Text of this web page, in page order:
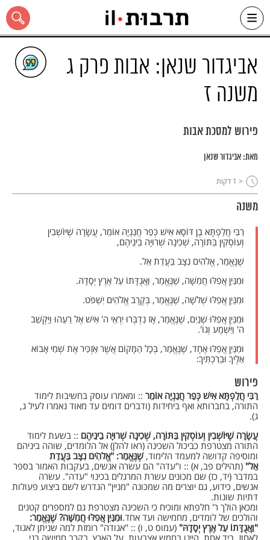
Skip
content
כל האתר
אביגדור שנאן: אבות פרק ג
משנה ז
פירוש למסכת אבות
מאת:אביגדור שנאן
< 1 דקות
משנה
רַבִּי חֲלַפְתָּא בֶן דּוֹסָא אִישׁ כְּפַר חֲנַנְיָה אוֹמֵר, עֲשָׂרָה שֶׁיּוֹשְׁבִין
וְעוֹסְקִין בַּתּוֹרָה, שְׁכִינָה שְׁרוּיָה בֵינֵיהֶם,
שֶׁנֶּאֱמַר, אֱלֹהִים נִצָּב בַּעֲדַת אֵל.
וּמִנַּיִן אֲפִלּוּ חֲמִשָּׁה, שֶׁנֶּאֱמַר, וַאֲגֻדָּתוֹ עַל אֶרֶץ יְסָדָהּ.
וּמִנַּיִן אֲפִלּוּ שְׁלשָׁה, שֶׁנֶּאֱמַר, בְּקֶרֶב אֱלֹהִים יִשְׁפֹּט.
וּמִנַּיִן אֲפִלּוּ שְׁנַיִם, שֶׁנֶּאֱמַר, אָז נִדְבְּרוּ יִרְאֵי ה' אִישׁ אֶל רֵעֵהוּ וַיַּקְשֵׁב
ה' וַיִּשְׁמָע וְגוֹ'.
וּמִנַּיִן אֲפִלּוּ אֶחָד, שֶׁנֶּאֱמַר, בְּכָל הַמָּקוֹם אֲשֶׁר אַזְכִּיר אֶת שְׁמִי אָבוֹא
אֵלֶיךָ וּבֵרַכְתִּיךָ:
פירוש
רַבִּי חֲלַפְתָּא אִישׁ כְּפַר חֲנַנְיָה אוֹמֵר :: ומאמרו עוסק בחשיבות לימוד
התורה, בחברותא ואף ביחידות (ודברים דומים עד מאוד נאמרו לעיל ג,
ג).
עֲשָׂרָה שֶׁיּוֹשְׁבִין וְעוֹסְקִין בַּתּוֹרָה, שְׁכִינָה שְׁרוּיָה בֵינֵיהֶם :: בשעת לימוד
התורה מצטרפת כביכול השכינה (ראו להלן) אל הלומדים, שוהה ביניהם
ומוסיפה קדושה למעמד הלימוד,שֶׁנֶּאֱמַר: "אֱלהִֹים נִצָּב בַּעֲדַת
אֵל" (תהילים פב, א) :: ו"עדה" הם עשרה אנשים, בעקבות האמור בספר
במדבר (יד, כז) שם מכונים עשרת המרגלים בכינוי "עדה". עשרה
אנשים, כידוע, גם יוצרים מה שמכונה "מניין" הנדרש לשם ביצוע פעולות
דתיות שונות.
ומכאן הולך ר' חלפתא ומוכיח כי השכינה מצטרפת גם למספרים קטנים
והולכים של לומדים, מחמישה ועד אחד.וּמִנַּיִן אֲפִלּוּ חֲמִשָּׁה? שֶׁנֶּאֱמַר:
"וַאֲגֻדָּתוֹ עַל אֶרֶץ יְסָדָהּ" (עמוס ט, ו) :: "אגודה" רומזת למה שניתן לאגוד,
לאחוז, ביד אחת, היינו בחמש אצבעות. על הארץ, בקרב חמישה בני